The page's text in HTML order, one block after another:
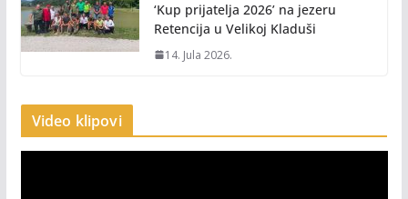
‘Kup prijatelja 2026’ na jezeru
Retencija u Velikoj Kladuši
14. Jula 2026.
Video klipovi